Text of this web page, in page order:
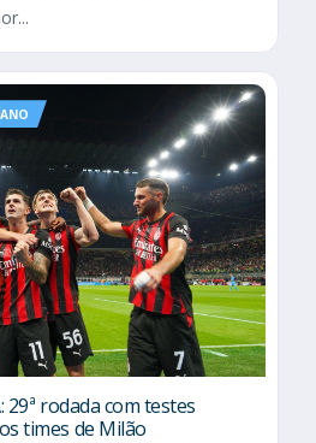
29ª rodada com testes
times de Milão